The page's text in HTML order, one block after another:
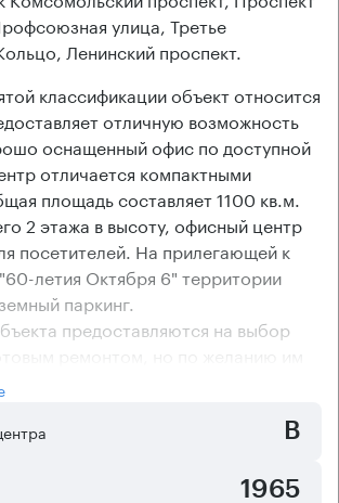
улица, Третье
Ленинский проспект.
классификации объект относится
отличную возможность
оснащенный офис по доступной
отличается компактными
площадь составляет 1100 кв.м.
2 этажа в высоту, офисный центр
посетителей. На прилегающей к
летия Октября 6" территории
паркинг.
предоставляются на выбор
и офисы без ремонта.
бизнес-центра оснащены
кондиционирования, поэтому
B
1965